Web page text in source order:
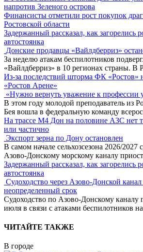
напротив Зеленого острова
Финансисты отметили рост покупок
Ростовской области
Задержанный рассказал, как загорелись
автостоянка
Донские продавцы «Вайлдберриз»
За неделю атакам беспилотников
«Вайлдберриз» в 10 регионах страны. В
Из-за последствий шторма ФК «Ростов»
«Ростов Арене»
«Нужно вернуть уважение к профессии
В этом году молодой преподаватель из
Бея вошла в федеральную команду
На трассе М4 Дон на половине АЗС нет
или частично
Экспорт зерна по Дону остановлен
В самом начале сельхозсезона 2026/2027
Азово-Донскому морскому каналу
Задержанный рассказал, как загорелись
автостоянка
Судоходство через Азово-Донской
неопределенный срок
Судоходство по Азово-Донскому каналу
июля в связи с атаками беспилотников на
ЧИТАЙТЕ ТАКЖЕ
В городе